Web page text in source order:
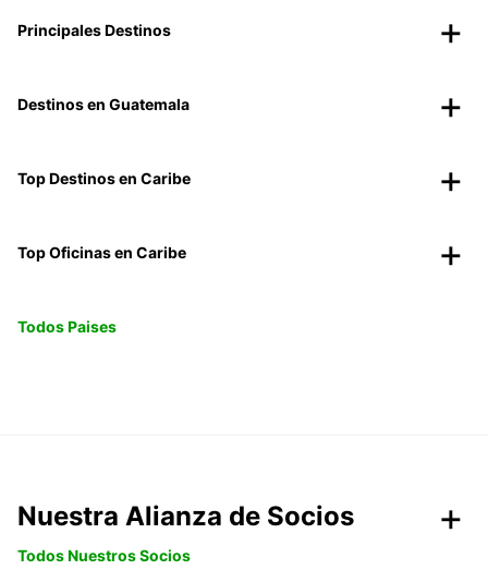
Principales Destinos
Destinos en Guatemala
Top Destinos en Caribe
Top Oficinas en Caribe
Todos Paises
Nuestra Alianza de Socios
Todos Nuestros Socios